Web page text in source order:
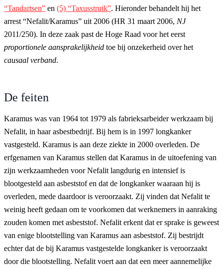
“Tandartsen” en (5) “Taxusstruik”. Hieronder behandelt hij het
arrest “Nefalit/Karamus” uit 2006 (HR 31 maart 2006, NJ
2011/250). In deze zaak past de Hoge Raad voor het eerst
proportionele aansprakelijkheid toe bij onzekerheid over het
causaal verband.
De feiten
Karamus was van 1964 tot 1979 als fabrieksarbeider werkzaam bij
Nefalit, in haar asbestbedrijf. Bij hem is in 1997 longkanker
vastgesteld. Karamus is aan deze ziekte in 2000 overleden. De
erfgenamen van Karamus stellen dat Karamus in de uitoefening van
zijn werkzaamheden voor Nefalit langdurig en intensief is
blootgesteld aan asbeststof en dat de longkanker waaraan hij is
overleden, mede daardoor is veroorzaakt. Zij vinden dat Nefalit te
weinig heeft gedaan om te voorkomen dat werknemers in aanraking
zouden komen met asbeststof. Nefalit erkent dat er sprake is geweest
van enige blootstelling van Karamus aan asbeststof. Zij bestrijdt
echter dat de bij Karamus vastgestelde longkanker is veroorzaakt
door die blootstelling. Nefalit voert aan dat een meer aannemelijke